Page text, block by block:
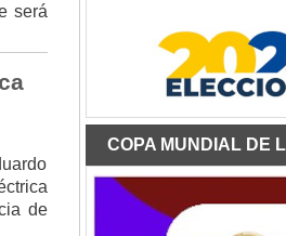
será
de
COPA MUNDIAL DE